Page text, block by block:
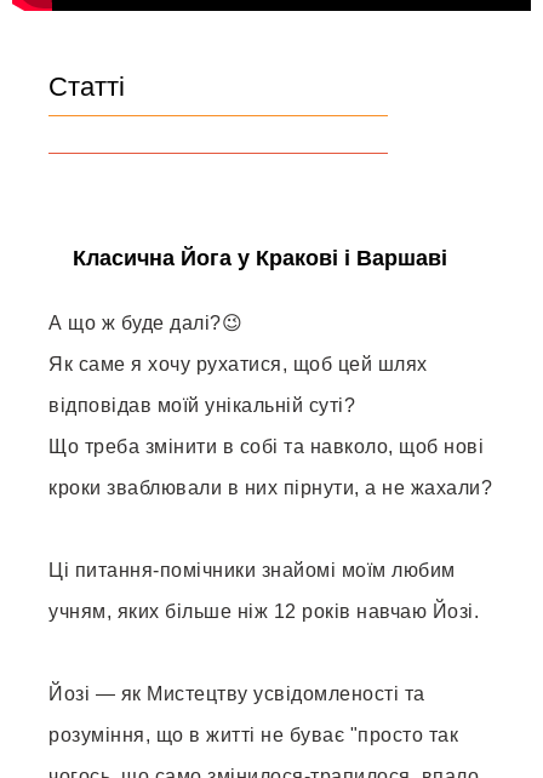
Статті
Класична Йога у Кракові і Варшаві
А що ж буде далі?😉
Як саме я хочу рухатися, щоб цей шлях
відповідав моїй унікальній суті?
Що треба змінити в собі та навколо, щоб нові
кроки зваблювали в них пірнути, а не жахали?
Ці питання-помічники знайомі моїм любим
учням, яких більше ніж 12 років навчаю Йозі.
Йозі — як Мистецтву усвідомленості та
розуміння, що в житті не буває "просто так